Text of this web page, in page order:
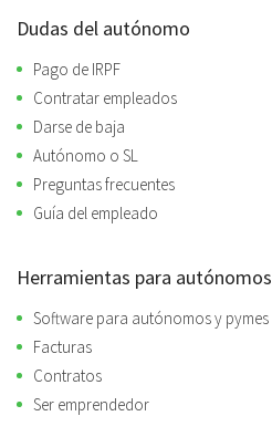
Dudas del autónomo
Pago de IRPF
Contratar empleados
Darse de baja
Autónomo o SL
Preguntas frecuentes
Guía del empleado
Herramientas para autónomos
Software para autónomos y pymes
Facturas
Contratos
Ser emprendedor